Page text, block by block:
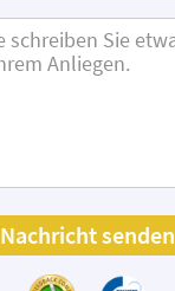
Nachricht senden